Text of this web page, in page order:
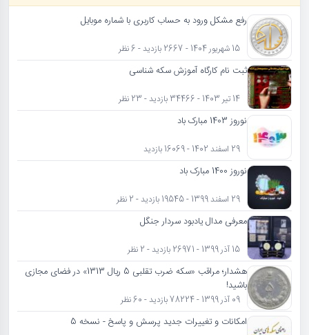
رفع مشکل ورود به حساب کاربری با شماره موبایل
15 شهریور 1404 - 2667 بازدید - 6 نظر
ثبت نام کارگاه آموزش سکه شناسی
14 تیر 1403 - 34466 بازدید - 23 نظر
نوروز 1403 مبارک باد
29 اسفند 1402 - 16069 بازدید
نوروز 1400 مبارک باد
29 اسفند 1399 - 19545 بازدید - 2 نظر
معرفی مدال یادبود سردار جنگل
15 آذر 1399 - 26971 بازدید - 2 نظر
هشدار؛ مراقب «سکه ضرب تقلبی 5 ریال 1313» در فضای مجازی
باشید!
09 آذر 1399 - 78224 بازدید - 60 نظر
امکانات و تغییرات جدید پرسش و پاسخ - نسخه 5